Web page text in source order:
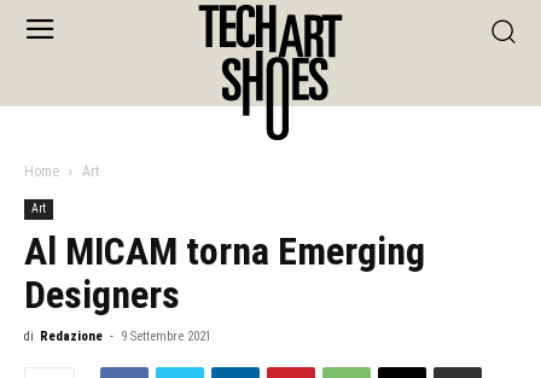
Home Art
Art
Al MICAM torna Emerging
Designers
di Redazione - 9 Settembre 2021